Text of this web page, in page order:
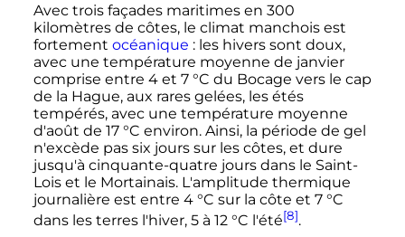
Avec trois façades maritimes en 300
kilomètresde côtes, le climat manchois est
fortement océanique : les hivers sont doux,
avec une température moyenne de janvier
comprise entre 4et 7 °C du Bocage vers le cap
de la Hague, aux rares gelées, les étés
tempérés, avec une température moyenne
d'août de 17 °C environ. Ainsi, la période de gel
n'excède pas six jours sur les côtes, et dure
jusqu'à cinquante-quatre jours dans le Saint-
Lois et le Mortainais. L'amplitude thermique
journalière est entre 4 °C sur la côte et 7 °C
dans les terres l'hiver, 5à 12 °C l'été[8].